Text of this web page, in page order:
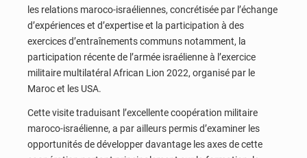
les relations maroco-israéliennes, concrétisée par l’échange
d’expériences et d’expertise et la participation à des
exercices d’entraînements communs notamment, la
participation récente de l’armée israélienne à l’exercice
militaire multilatéral African Lion 2022, organisé par le
Maroc et les USA.
Cette visite traduisant l’excellente coopération militaire
maroco-israélienne, a par ailleurs permis d’examiner les
opportunités de développer davantage les axes de cette